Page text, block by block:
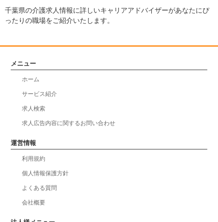
千葉県の介護求人情報に詳しいキャリアアドバイザーがあなたにぴ
ったりの職場をご紹介いたします。
メニュー
ホーム
サービス紹介
求人検索
求人広告内容に関するお問い合わせ
運営情報
利用規約
個人情報保護方針
よくある質問
会社概要